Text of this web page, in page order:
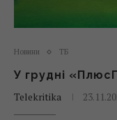
Новини ТБ
У грудні
Telekritika